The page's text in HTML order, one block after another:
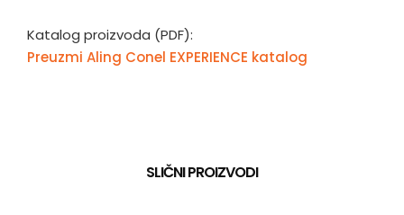
Katalog proizvoda (PDF):
Preuzmi Aling Conel EXPERIENCE katalog
SLIČNI PROIZVODI